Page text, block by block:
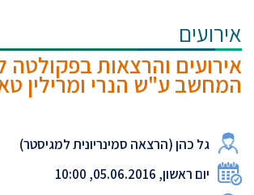
אירועים
אירועים והרצאות בפקולטה
המחשב ע"ש הנרי ומרילין
גל כהן (הרצאה סמינריונית למגיסטר)
יום ראשון, 05.06.2016, 10:00